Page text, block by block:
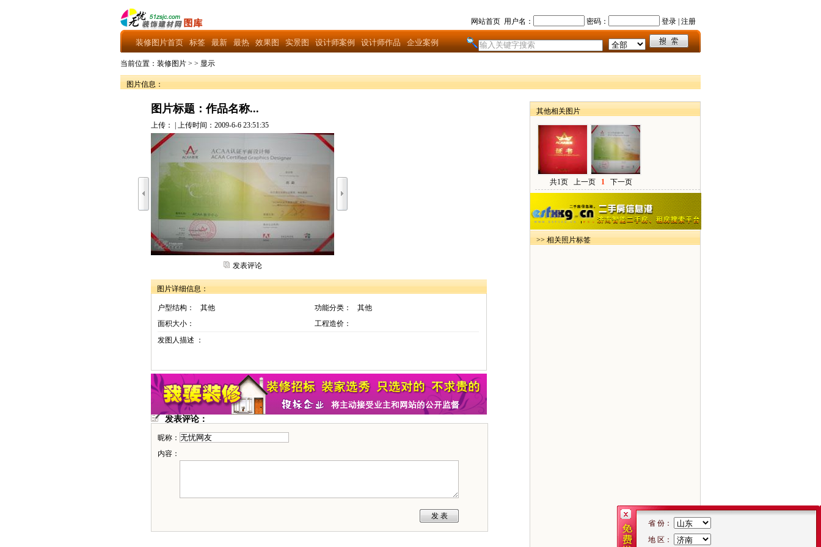
网站首页 用户名： 密码： 登录 | 注册
装修图片首页 标签 最新 最热 效果图 实景图 设计师案例 设计师作品 企业案例
当前位置： 装修图片 > > 显示
图片信息：
图片标题：作品名称...
上传： | 上传时间：2009-6-6 23:51:35
发表评论
图片详细信息：
户型结构： 其他 功能分类：
其他
面积大小：
工程造价：
发图人描述 ：
发表评论：
昵称：
内容：
其他相关图片
共1页 上一页 1 下一页
>> 相关照片标签
省 份：
地 区：